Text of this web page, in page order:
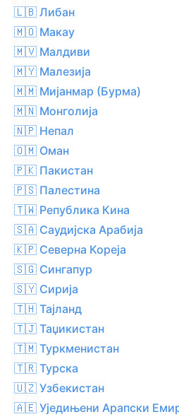
🇱🇧 Либан
🇲🇴 Макау
🇲🇻 Малдиви
🇲🇾 Малезија
🇲🇲 Мијанмар (Бурма)
🇲🇳 Монголија
🇳🇵 Непал
🇴🇲 Оман
🇵🇰 Пакистан
🇵🇸 Палестина
🇹🇼 Република Кина
🇸🇦 Саудијска Арабија
🇰🇵 Северна Кореја
🇸🇬 Сингапур
🇸🇾 Сирија
🇹🇭 Тајланд
🇹🇯 Таџикистан
🇹🇲 Туркменистан
🇹🇷 Турска
🇺🇿 Узбекистан
🇦🇪 Уједињени Арапски